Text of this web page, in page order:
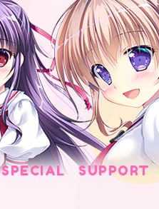
SPECIAL SUPPORT